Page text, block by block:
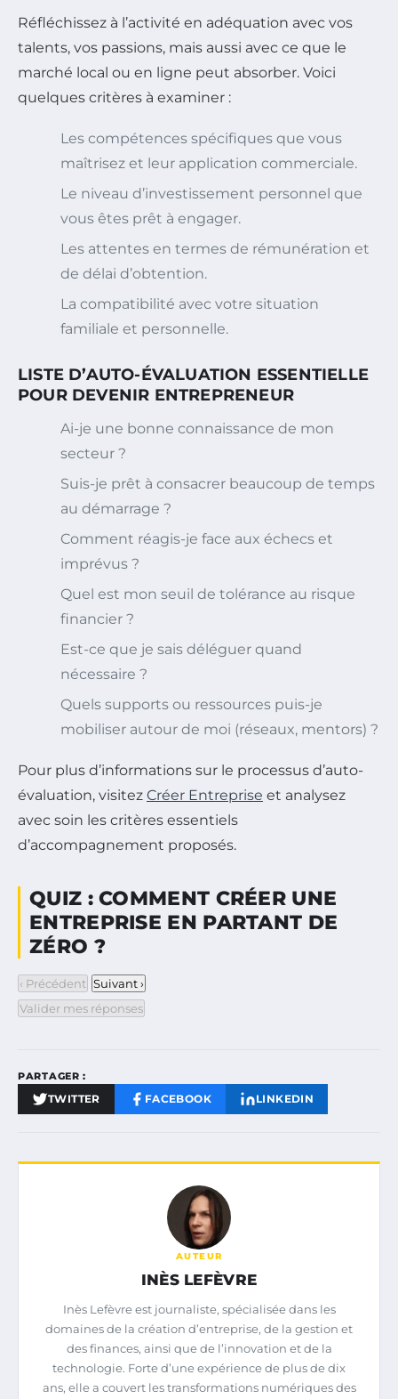
Réfléchissez à l’activité en adéquation avec vos
talents, vos passions, mais aussi avec ce que le
marché local ou en ligne peut absorber. Voici
quelques critères à examiner :
Les compétences spécifiques que vous
maîtrisez et leur application commerciale.
Le niveau d’investissement personnel que
vous êtes prêt à engager.
Les attentes en termes de rémunération et
de délai d’obtention.
La compatibilité avec votre situation
familiale et personnelle.
LISTE D’AUTO-ÉVALUATION ESSENTIELLE
POUR DEVENIR ENTREPRENEUR
Ai-je une bonne connaissance de mon
secteur ?
Suis-je prêt à consacrer beaucoup de temps
au démarrage ?
Comment réagis-je face aux échecs et
imprévus ?
Quel est mon seuil de tolérance au risque
financier ?
Est-ce que je sais déléguer quand
nécessaire ?
Quels supports ou ressources puis-je
mobiliser autour de moi (réseaux, mentors) ?
Pour plus d’informations sur le processus d’auto-
évaluation, visitez Créer Entreprise et analysez
avec soin les critères essentiels
d’accompagnement proposés.
QUIZ : COMMENT CRÉER UNE
ENTREPRISE EN PARTANT DE
ZÉRO ?
‹ Précédent Suivant ›
Valider mes réponses
PARTAGER :
TWITTER FACEBOOK LINKEDIN
AUTEUR
INÈS LEFÈVRE
Inès Lefèvre est journaliste, spécialisée dans les
domaines de la création d’entreprise, de la gestion et
des finances, ainsi que de l’innovation et de la
technologie. Forte d’une expérience de plus de dix
ans, elle a couvert les transformations numériques des